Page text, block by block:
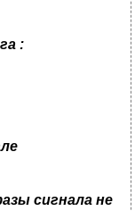
:
сигнала не